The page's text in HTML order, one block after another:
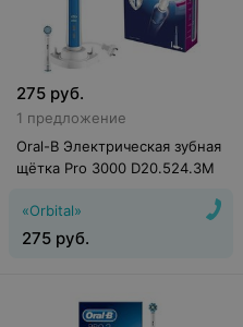
275 руб.
1 предложение
Oral-B Электрическая зубная
щётка Pro 3000 D20.524.3M
«Orbital»
275 руб.